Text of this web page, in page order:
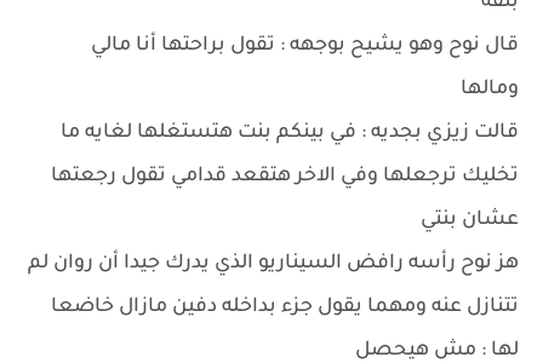
قال نوح وهو يشيح بوجهه : تقول براحتها أنا مالي
ومالها
قالت زيزي بجديه : في بينكم بنت هتستغلها لغايه ما
تخليك ترجعلها وفي الاخر هتقعد قدامي تقول رجعتها
عشان بنتي
هز نوح رأسه رافض السيناريو الذي يدرك جيدا أن روان لم
تتنازل عنه ومهما يقول جزء بداخله دفين مازال خاضعا
لها : مش هيحصل